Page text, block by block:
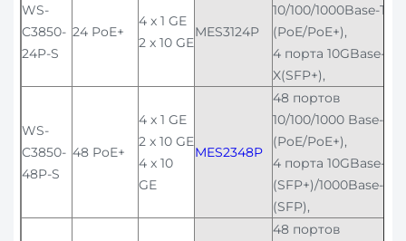
WS-
C3850-
24P-S
24 PoE+
4 x 1 GE
2 x 10 GE
MES3124P
10/100/1000Base-T
(PoE/PoE+),
4 порта 10GBase-
X(SFP+),
WS-
C3850-
48P-S
48 PoE+
4 x 1 GE
2 x 10 GE
4 x 10
GE
MES2348P
48 портов
10/100/1000 Base-T
(PoE/PoE+),
4 порта 10GBase-X
(SFP+)/1000Base-X
(SFP),
48 портов